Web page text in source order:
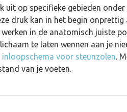
uit op specifieke gebieden
druk kan in het begin onprettig
in de anatomisch juiste
te laten wennen aan je
inloopschema voor steunzolen.
van je voeten.